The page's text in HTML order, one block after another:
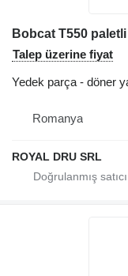
Bobcat T550
Talep üzerine fiyat
Yedek parça - döner
Romanya
ROYAL DRU SRL